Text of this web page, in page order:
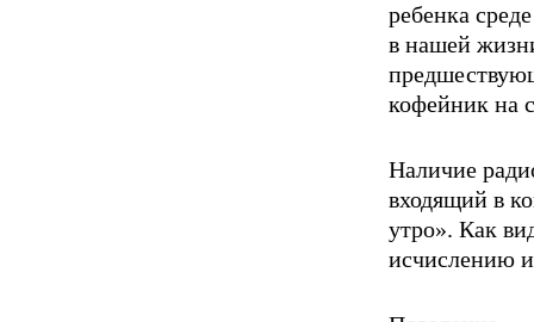
ребенка
в нашей
кофейник на
Наличие
входящий в
утро». Как
исчислению